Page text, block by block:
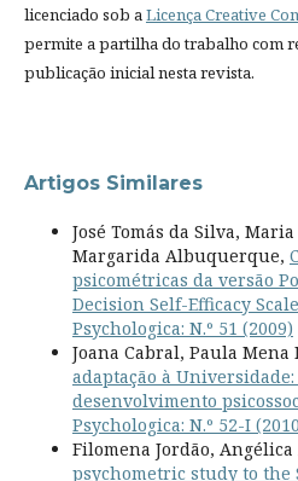
licenciado sob aLicença Creative
permite a partilha do trabalho com
publicação inicial nesta revista.
Artigos Similares
José Tomás da Silva,
Margarida Albuquerque,
psicométricas da versão
Decision Self-Efficacy
Psychologica: N.º 51 (2009)
Joana Cabral, Paula Mena
adaptação à
desenvolvimento
Psychologica: N.º 52-I
Filomena Jordão, Angélica
psychometric study to the